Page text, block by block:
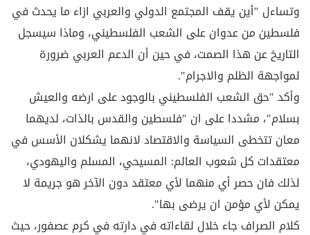
وتساءل "أين يقف المجتمع الدولي والعربي ازاء ما يحدث في
فلسطين من عدوان على الشعب الفلسطيني، وماذا سيسجل
التاريخ عن هذا الصمت، في حين أن الدعم العربي ضرورة
لمواجهة الظلم والاجرام".
وأكد "حق الشعب الفلسطيني بالوجود على ارضه والعيش
بسلام"، مشددا على ان "فلسطين والقدس بالذات، لديهما
معان تتخطى السياسة والاقتصاد لانهما يشكلان الأسس في
معتقدات كل شعوب العالم: المسيحي، المسلم واليهودي،
لذلك فان حصر أي منهما لأي معتقد دون الآخر هو جريمة لا
يمكن لأي مؤمن ان يرضى بها".
كلام الصراف جاء خلال لقاءاته في دارته في كرم عصفور، حيث